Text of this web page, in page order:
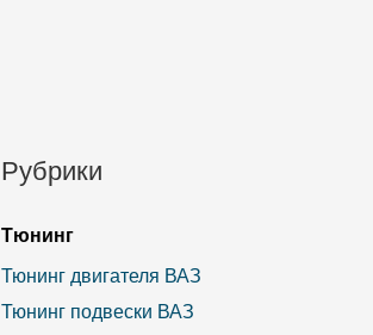
Рубрики
Тюнинг
Тюнинг двигателя ВАЗ
Тюнинг подвески ВАЗ